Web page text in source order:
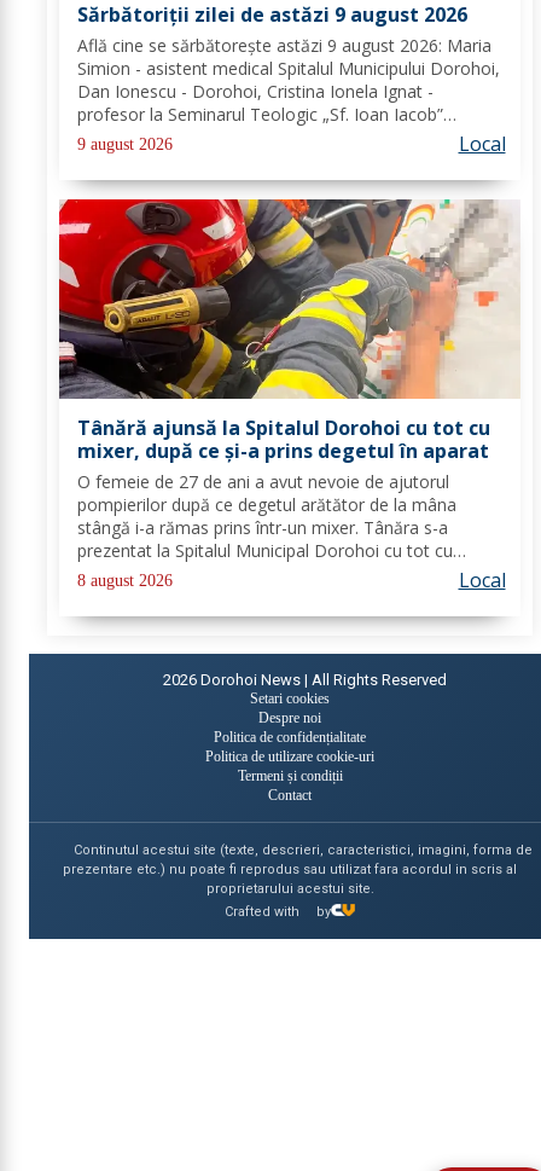
Sărbătoriții zilei de astăzi 9 august 2026
Află cine se sărbătoreşte astăzi 9 august 2026: Maria
Simion - asistent medical Spitalul Municipului Dorohoi,
Dan Ionescu - Dorohoi, Cristina Ionela Ignat -
profesor la Seminarul Teologic „Sf. Ioan Iacob”
Dorohoi, Ana-Maria Ojog - profesor- consilier
educativ Școala Gimnazială Nr. 1 Dumeni, Mihai...
9 august 2026 Local
Tânără ajunsă la Spitalul Dorohoi cu tot cu
mixer, după ce și-a prins degetul în aparat
O femeie de 27 de ani a avut nevoie de ajutorul
pompierilor după ce degetul arătător de la mâna
stângă i-a rămas prins într-un mixer. Tânăra s-a
prezentat la Spitalul Municipal Dorohoi cu tot cu
aparatul electrocasnic, iar medicii au solicitat
intervenția salvatorilor. Pompierii din cadrul...
8 august 2026 Local
2026 Dorohoi News | All Rights Reserved
Setari cookies
Despre noi
Politica de confidențialitate
Politica de utilizare cookie-uri
Termeni și condiții
Contact
Continutul acestui site (texte, descrieri, caracteristici, imagini, forma de
prezentare etc.) nu poate fi reprodus sau utilizat fara acordul in scris al
proprietarului acestui site.
Crafted with
by